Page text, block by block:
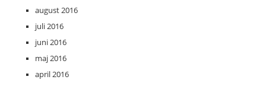
august 2016
juli 2016
juni 2016
maj 2016
april 2016